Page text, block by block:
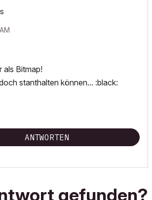
als Bitmap!
stanthalten können... :black:
ANTWORTEN
gefunden?